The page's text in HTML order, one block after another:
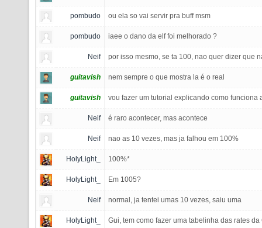
pombudo ou ela so vai servir pra buff msm
pombudo iaee o dano da elf foi melhorado ?
Neif por isso mesmo, se ta 100, nao quer dizer que
guitavish nem sempre o que mostra la é o real
guitavish vou fazer um tutorial explicando como funciona
Neif é raro acontecer, mas acontece
Neif nao as 10 vezes, mas ja falhou em 100%
HolyLight_ 100%*
HolyLight_ Em 1005?
Neif normal, ja tentei umas 10 vezes, saiu uma
HolyLight_ Gui, tem como fazer uma tabelinha das rates